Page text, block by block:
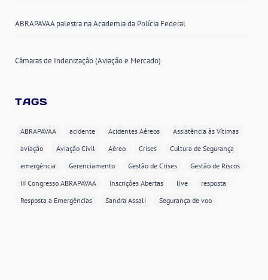
ABRAPAVAA palestra na Academia da Polícia Federal
Câmaras de Indenização (Aviação e Mercado)
TAGS
ABRAPAVAA acidente Acidentes Aéreos
Assistência às Vítimas
aviação
Aviação Civil Aéreo Crises
Cultura de Segurança
emergência
Gerenciamento Gestão de Crises
Gestão de Riscos
III Congresso ABRAPAVAA
Inscrições Abertas live
resposta
Resposta a Emergências
Sandra Assali Segurança de voo